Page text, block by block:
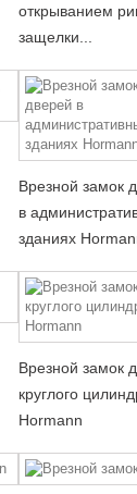
открыванием
защелки...
Врезной замок
в
зданиях
Врезной замок
круглого
Hormann